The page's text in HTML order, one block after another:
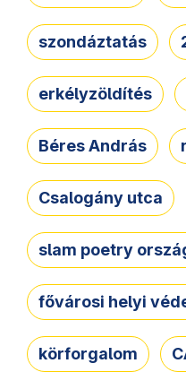
szondáztatás
erkélyzöldítés
Béres András
Csalogány utca
slam poetry
fővárosi helyi
körforgalom